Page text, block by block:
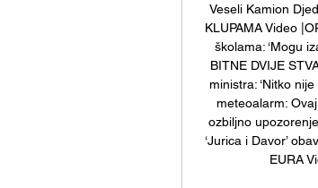
Veseli Kamion
KLUPAMA Video
školama: ‘Mogu
BITNE DVIJE
ministra: ‘Nitko
meteoalarm:
ozbiljno
‘Jurica i Davor’
EURA